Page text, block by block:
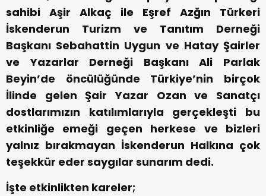
sahibi Aşir Alkaç ile Eşref Azğın Türkeri
İskenderun Turizm ve Tanıtım Derneği
Başkanı Sebahattin Uygun ve Hatay Şairler
ve Yazarlar Derneği Başkanı Ali Parlak
Beyin’de öncülüğünde Türkiye’nin birçok
İlinde gelen Şair Yazar Ozan ve Sanatçı
dostlarımızın katılımlarıyla gerçekleşti bu
etkinliğe emeği geçen herkese ve bizleri
yalnız bırakmayan İskenderun Halkına çok
teşekkür eder saygılar sunarım dedi.
İşte etkinlikten kareler;